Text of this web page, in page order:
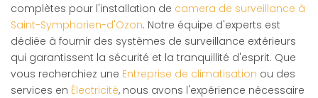
complètes pour l'installation de camera de surveillance à
Saint-Symphorien-d'Ozon. Notre équipe d'experts est
dédiée à fournir des systèmes de surveillance extérieurs
qui garantissent la sécurité et la tranquillité d'esprit. Que
vous recherchiez une Entreprise de climatisation ou des
services en Électricité, nous avons l'expérience nécessaire